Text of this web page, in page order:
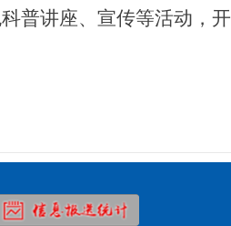
普讲座、宣传等活动 ，